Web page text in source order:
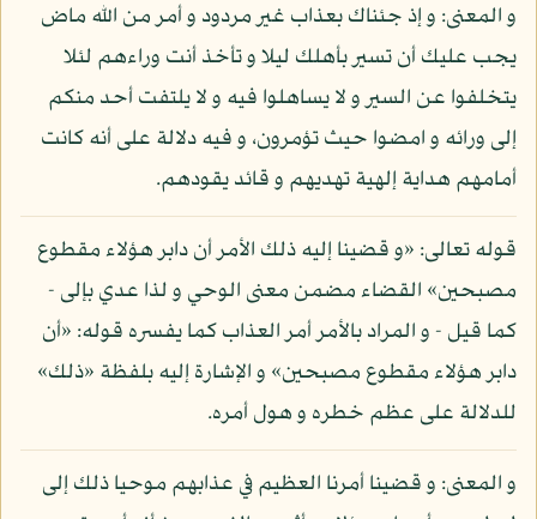
و المعنى: و إذ جئناك بعذاب غير مردود و أمر من الله ماض
يجب عليك أن تسير بأهلك ليلا و تأخذ أنت وراءهم لئلا
يتخلفوا عن السير و لا يساهلوا فيه و لا يلتفت أحد منكم
إلى ورائه و امضوا حيث تؤمرون، و فيه دلالة على أنه كانت
أمامهم هداية إلهية تهديهم و قائد يقودهم.
قوله تعالى: «و قضينا إليه ذلك الأمر أن دابر هؤلاء مقطوع
مصبحين» القضاء مضمن معنى الوحي و لذا عدي بإلى -
كما قيل - و المراد بالأمر أمر العذاب كما يفسره قوله: «أن
دابر هؤلاء مقطوع مصبحين» و الإشارة إليه بلفظة «ذلك»
للدلالة على عظم خطره و هول أمره.
و المعنى: و قضينا أمرنا العظيم في عذابهم موحيا ذلك إلى